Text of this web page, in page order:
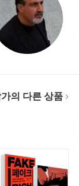
의 다른 상품